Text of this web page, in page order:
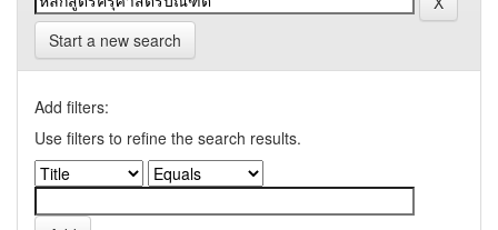
Start a new search
Add filters:
Use filters to refine the search results.